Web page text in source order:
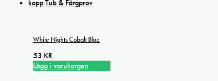
White Nights Cobalt Blue
53 KR
Lägg i varukorgen